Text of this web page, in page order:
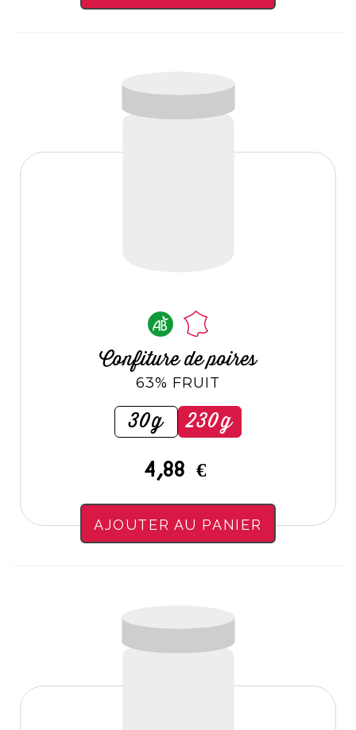
Confiture de poires
63% FRUIT
30g 230g
4,88 €
AJOUTER AU PANIER